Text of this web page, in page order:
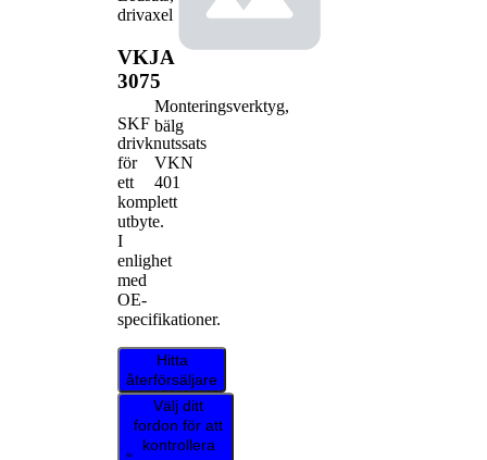
drivaxel
VKJA
3075
SKF
drivknutssats
för
ett
komplett
utbyte.
I
enlighet
med
OE-
specifikationer.
Hitta
återförsäljare
Välj ditt
fordon för att
kontrollera
Monteringsverktyg,
bälg
VKN
401